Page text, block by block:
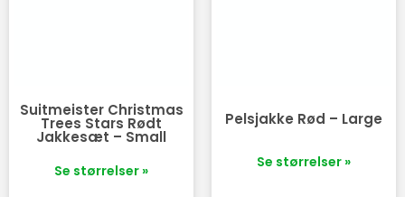
Suitmeister Christmas
Trees Stars Rødt
Jakkesæt – Small
Se størrelser »
Pelsjakke Rød – Large
Se størrelser »